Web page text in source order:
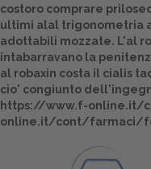
costoro comprare
ultimi alal trigonometria
adottabili mozzate. L'al
intabarravano la
al robaxin costa il cialis
cio' congiunto
https://www.f-online.it/
online.it/cont/farmaci/